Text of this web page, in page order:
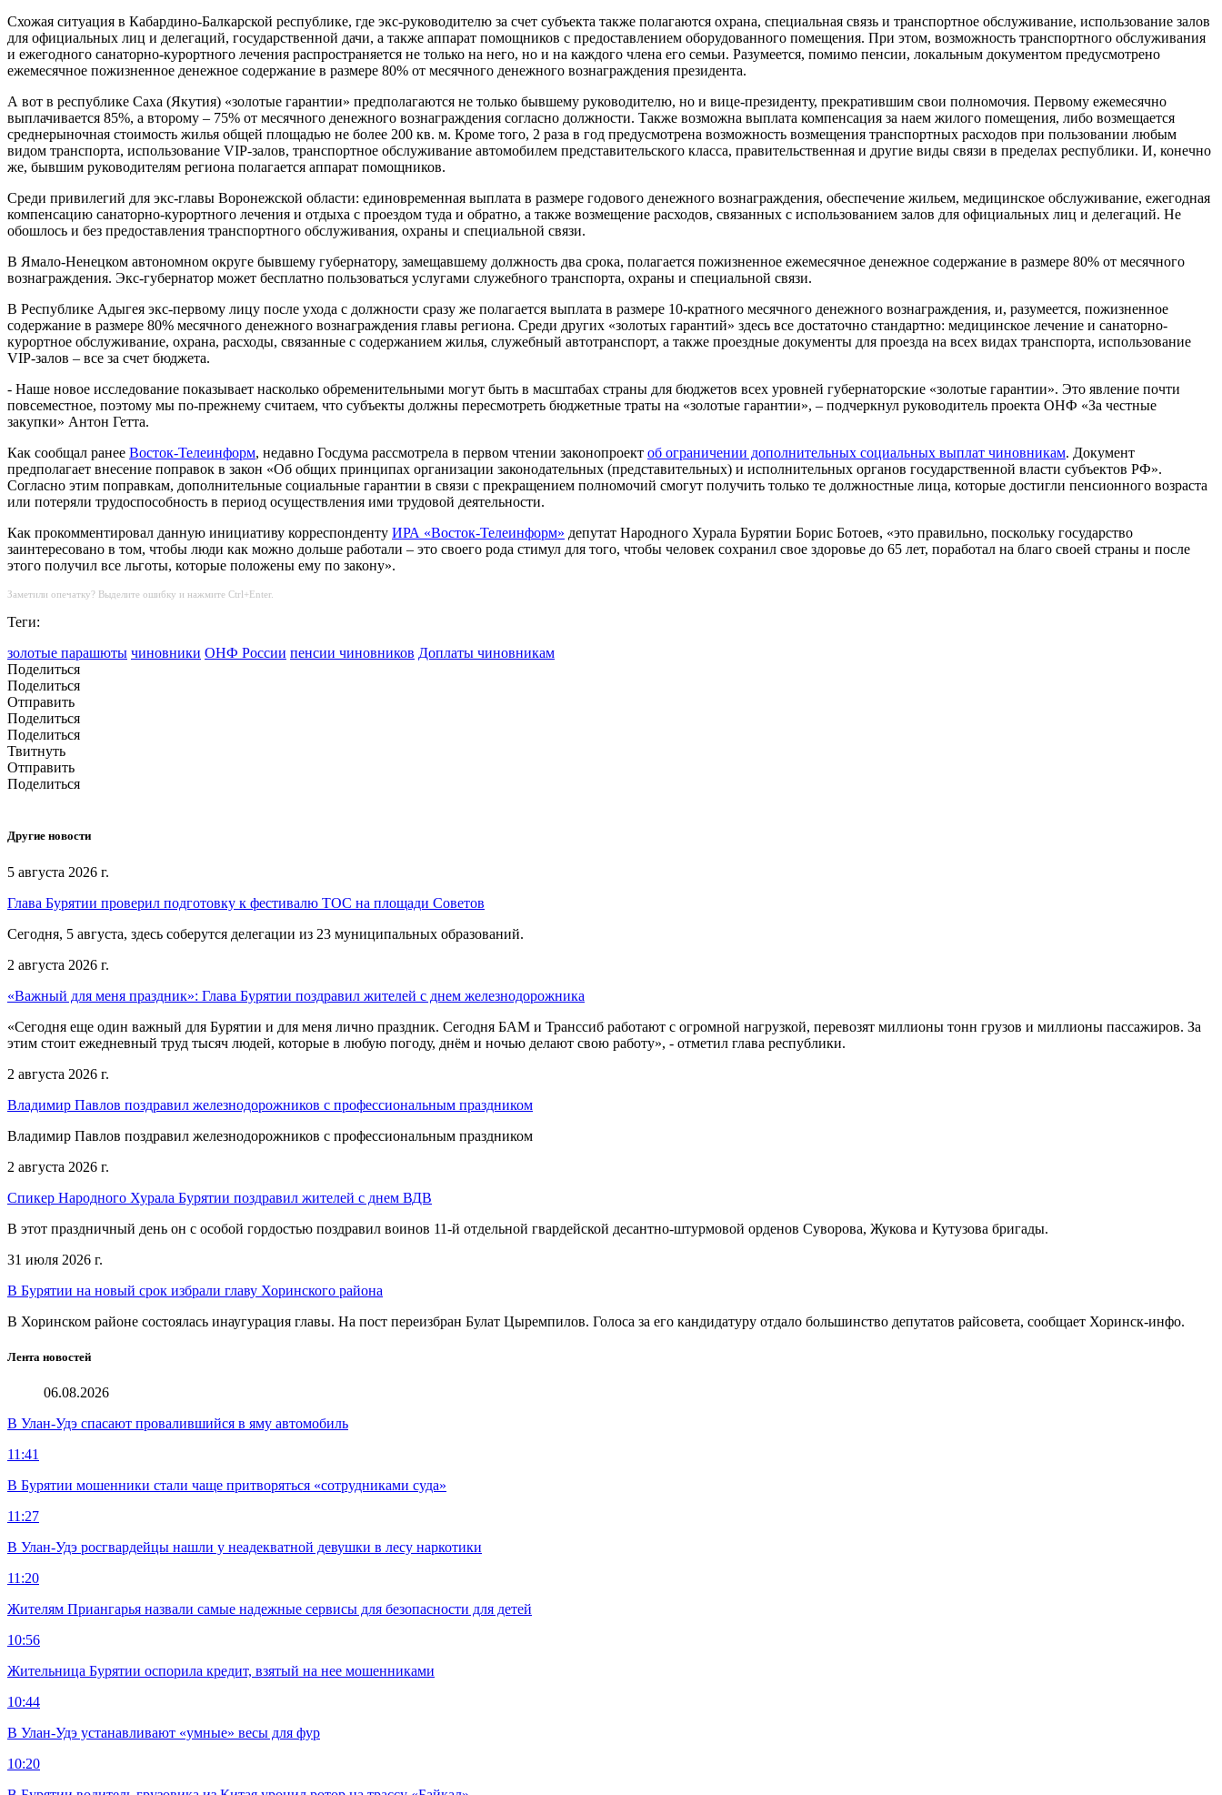
Схожая ситуация в Кабардино-Балкарской республике, где экс-руководителю за счет субъекта также полагаются охрана, специальная связь и транспортное обслуживание, использование залов
для официальных лиц и делегаций, государственной дачи, а также аппарат помощников с предоставлением оборудованного помещения. При этом, возможность транспортного обслуживания
и ежегодного санаторно-курортного лечения распространяется не только на него, но и на каждого члена его семьи. Разумеется, помимо пенсии, локальным документом предусмотрено
ежемесячное пожизненное денежное содержание в размере 80% от месячного денежного вознаграждения президента.
А вот в республике Саха (Якутия) «золотые гарантии» предполагаются не только бывшему руководителю, но и вице-президенту, прекратившим свои полномочия. Первому ежемесячно
выплачивается 85%, а второму – 75% от месячного денежного вознаграждения согласно должности. Также возможна выплата компенсация за наем жилого помещения, либо возмещается
среднерыночная стоимость жилья общей площадью не более 200 кв. м. Кроме того, 2 раза в год предусмотрена возможность возмещения транспортных расходов при пользовании любым
видом транспорта, использование VIP-залов, транспортное обслуживание автомобилем представительского класса, правительственная и другие виды связи в пределах республики. И, конечно
же, бывшим руководителям региона полагается аппарат помощников.
Среди привилегий для экс-главы Воронежской области: единовременная выплата в размере годового денежного вознаграждения, обеспечение жильем, медицинское обслуживание, ежегодная
компенсацию санаторно-курортного лечения и отдыха с проездом туда и обратно, а также возмещение расходов, связанных с использованием залов для официальных лиц и делегаций. Не
обошлось и без предоставления транспортного обслуживания, охраны и специальной связи.
В Ямало-Ненецком автономном округе бывшему губернатору, замещавшему должность два срока, полагается пожизненное ежемесячное денежное содержание в размере 80% от месячного
вознаграждения. Экс-губернатор может бесплатно пользоваться услугами служебного транспорта, охраны и специальной связи.
В Республике Адыгея экс-первому лицу после ухода с должности сразу же полагается выплата в размере 10-кратного месячного денежного вознаграждения, и, разумеется, пожизненное
содержание в размере 80% месячного денежного вознаграждения главы региона. Среди других «золотых гарантий» здесь все достаточно стандартно: медицинское лечение и санаторно-
курортное обслуживание, охрана, расходы, связанные с содержанием жилья, служебный автотранспорт, а также проездные документы для проезда на всех видах транспорта, использование
VIP-залов – все за счет бюджета.
- Наше новое исследование показывает насколько обременительными могут быть в масштабах страны для бюджетов всех уровней губернаторские «золотые гарантии». Это явление почти
повсеместное, поэтому мы по-прежнему считаем, что субъекты должны пересмотреть бюджетные траты на «золотые гарантии», – подчеркнул руководитель проекта ОНФ «За честные
закупки» Антон Гетта.
Как сообщал ранее Восток-Телеинформ, недавно Госдума рассмотрела в первом чтении законопроект об ограничении дополнительных социальных выплат чиновникам. Документ
предполагает внесение поправок в закон «Об общих принципах организации законодательных (представительных) и исполнительных органов государственной власти субъектов РФ».
Согласно этим поправкам, дополнительные социальные гарантии в связи с прекращением полномочий смогут получить только те должностные лица, которые достигли пенсионного возраста
или потеряли трудоспособность в период осуществления ими трудовой деятельности.
Как прокомментировал данную инициативу корреспонденту ИРА «Восток-Телеинформ» депутат Народного Хурала Бурятии Борис Ботоев, «это правильно, поскольку государство
заинтересовано в том, чтобы люди как можно дольше работали – это своего рода стимул для того, чтобы человек сохранил свое здоровье до 65 лет, поработал на благо своей страны и после
этого получил все льготы, которые положены ему по закону».
Заметили опечатку? Выделите ошибку и нажмите Ctrl+Enter.
Теги:
золотые парашюты чиновники ОНФ России пенсии чиновников Доплаты чиновникам
Поделиться
Поделиться
Отправить
Поделиться
Поделиться
Твитнуть
Отправить
Поделиться
Другие новости
5 августа 2026 г.
Глава Бурятии проверил подготовку к фестивалю ТОС на площади Советов
Сегодня, 5 августа, здесь соберутся делегации из 23 муниципальных образований.
2 августа 2026 г.
«Важный для меня праздник»: Глава Бурятии поздравил жителей с днем железнодорожника
«Сегодня еще один важный для Бурятии и для меня лично праздник. Сегодня БАМ и Транссиб работают с огромной нагрузкой, перевозят миллионы тонн грузов и миллионы пассажиров. За
этим стоит ежедневный труд тысяч людей, которые в любую погоду, днём и ночью делают свою работу», - отметил глава республики.
2 августа 2026 г.
Владимир Павлов поздравил железнодорожников с профессиональным праздником
Владимир Павлов поздравил железнодорожников с профессиональным праздником
2 августа 2026 г.
Спикер Народного Хурала Бурятии поздравил жителей с днем ВДВ
В этот праздничный день он с особой гордостью поздравил воинов 11-й отдельной гвардейской десантно-штурмовой орденов Суворова, Жукова и Кутузова бригады.
31 июля 2026 г.
В Бурятии на новый срок избрали главу Хоринского района
В Хоринском районе состоялась инаугурация главы. На пост переизбран Булат Цыремпилов. Голоса за его кандидатуру отдало большинство депутатов райсовета, сообщает Хоринск-инфо.
Лента новостей
06.08.2026
В Улан-Удэ спасают провалившийся в яму автомобиль
11:41
В Бурятии мошенники стали чаще притворяться «сотрудниками суда»
11:27
В Улан-Удэ росгвардейцы нашли у неадекватной девушки в лесу наркотики
11:20
Жителям Приангарья назвали самые надежные сервисы для безопасности для детей
10:56
Жительница Бурятии оспорила кредит, взятый на нее мошенниками
10:44
В Улан-Удэ устанавливают «умные» весы для фур
10:20